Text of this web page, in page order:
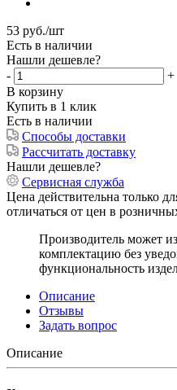
53 руб./шт
Есть в наличии
Нашли дешевле?
-
+
В корзину
Купить в 1 клик
Есть в наличии
Способы доставки
Рассчитать доставку
Нашли дешевле?
Сервисная служба
Цена действительна только
отличаться от цен в
Производитель может
комплектацию без
функциональность
Описание
Отзывы
Задать вопрос
Описание